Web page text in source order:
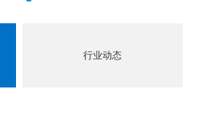
行业动态